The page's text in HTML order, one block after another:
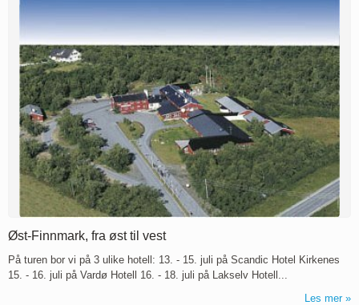
Øst-Finnmark, fra øst til vest
På turen bor vi på 3 ulike hotell: 13. - 15. juli på Scandic Hotel Kirkenes
15. - 16. juli på Vardø Hotell 16. - 18. juli på Lakselv Hotell...
Les mer